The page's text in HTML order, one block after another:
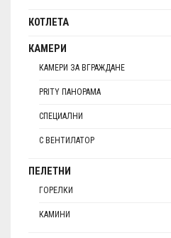
КОТЛЕТА
КАМЕРИ
КАМЕРИ ЗА ВГРАЖДАНЕ
PRITY ПАНОРАМА
СПЕЦИАЛНИ
С ВЕНТИЛАТОР
ПЕЛЕТНИ
ГОРЕЛКИ
КАМИНИ